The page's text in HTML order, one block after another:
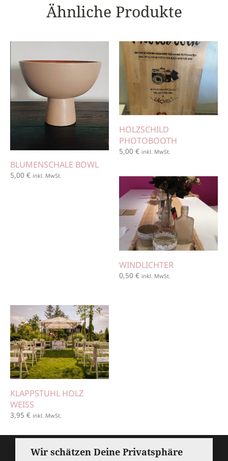
Ähnliche Produkte
BLUMENSCHALE BOWL
5,00 € inkl. MwSt.
HOLZSCHILD
PHOTOBOOTH
5,00 € inkl. MwSt.
WINDLICHTER
0,50 € inkl. MwSt.
KLAPPSTUHL HOLZ
WEISS
3,95 € inkl. MwSt.
Wir schätzen Deine Privatsphäre